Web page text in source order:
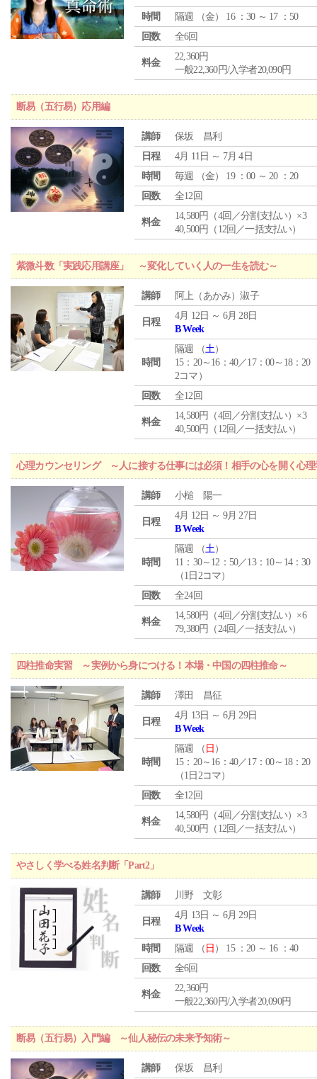
時間
隔週 （金） 16 ：30 ～ 17 ：50
回数
全6回
料金
22,360円
一般22,360円/入学者20,090円
断易（五行易）応用編
講師
保坂 昌利
日程
4月 11日 ～ 7月 4日
時間
毎週 （金） 19 ：00 ～ 20 ：20
回数
全12回
料金
14,580円（4回／分割支払い）×3
40,500円（12回／一括支払い）
紫微斗数「実践応用講座」 ～変化していく人の一生を読む～
講師 阿上（あかみ）淑子
日程
4月 12日 ～ 6月 28日
B Week
時間
隔週 （土）
15：20～16：40／17：00～18：20
2コマ）
回数
全12回
料金
14,580円（4回／分割支払い）×3
40,500円（12回／一括支払い）
心理カウンセリング ～人に接する仕事には必須！相手の心を開く心理
講師 小槌 陽一
日程
4月 12日 ～ 9月 27日
B Week
時間
隔週 （土）
11：30～12：50／13：10～14：30
（1日2コマ）
回数
全24回
料金
14,580円（4回／分割支払い）×6
79,380円（24回／一括支払い）
四柱推命実習 ～実例から身につける！本場・中国の四柱推命～
講師 澤田 昌征
日程
4月 13日 ～ 6月 29日
B Week
時間
隔週 （ 日 ）
15：20～16：40／17：00～18：20
（1日2コマ）
回数
全12回
料金
14,580円（4回／分割支払い）×3
40,500円（12回／一括支払い）
やさしく学べる姓名判断「Part2」
講師 川野 文彰
日程
4月 13日 ～ 6月 29日
B Week
時間
隔週 （ 日 ） 15 ：20 ～ 16 ：40
回数
全6回
料金
22,360円
一般22,360円/入学者20,090円
断易（五行易）入門編 ～仙人秘伝の未来予知術～
講師 保坂 昌利